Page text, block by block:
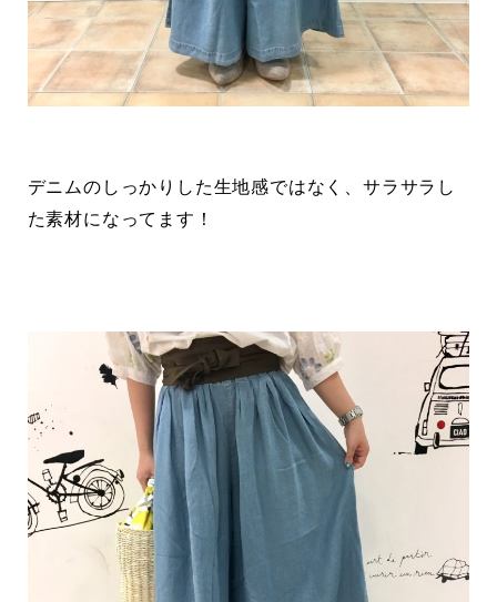
デニムのしっかりした生地感ではなく、サラサラし
た素材になってます！